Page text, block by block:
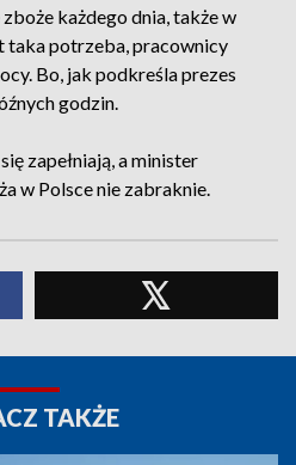
każdego dnia, także w
taka potrzeba, pracownicy
Bo, jak podkreśla prezes
godzin.
zapełniają, a minister
w Polsce nie zabraknie.
TAKŻE